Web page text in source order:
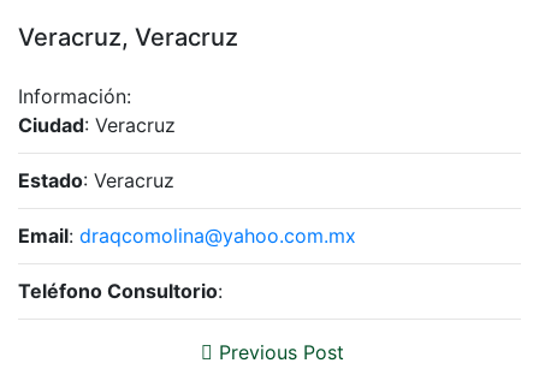
Veracruz, Veracruz
Información:
Ciudad: Veracruz
Estado: Veracruz
Email: draqcomolina@yahoo.com.mx
Teléfono Consultorio:
Previous Post